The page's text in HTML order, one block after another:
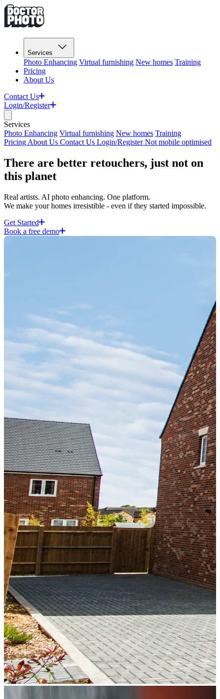
Services
Photo Enhancing Virtual furnishing New homes Training
Pricing
About Us
Contact Us
Login/Register
Services
Photo Enhancing Virtual furnishing New homes Training
Pricing About Us Contact Us Login/RegisterNot mobile optimised
There are better retouchers, ​​​​‌ ‍ ​‍​‍‌‍ ‌ ​‍‌‍‍‌‌‍‌ ‌‍‍‌‌‍ ‍​‍​‍​ ‍‍​‍​‍‌ ​ ‌‍​‌‌‍ ‍‌‍‍‌‌ ‌​‌ ‍‌​‍ ‍‌‍‍‌‌‍ ​‍​‍​‍ ​​‍​‍‌‍‍​‌ ​‍‌‍‌‌‌‍‌‍​‍​‍​ ‍‍​‍​‍​‍ ‌‍​‌‌‍‌​‌‍ ‌‌‍‍‌‌‍ ‍​‍ ‌‍‍‌‌‍ ‍‌ ‌​‌‍‌‌‌‍ ‍‌ ‌​​‍ ‌‍‌‌‌‍‌​‌‍‍‌‌ ‌​​‍ ‌‍ ‌‌‍ ‌‍‌​‌‍‌‌​ ‌‌ ​​‌ ​‍‌‍‌‌‌ ​ ‌‍‌‌‌‍ ‍‌ ‌​‌‍​‌‌ ‌​‌‍‍‌‌‍ ‌‍ ‍​ ‍ ‌‍‍‌‌‍‌​​ ‌‌‍‍​‌‍ ‌‍ ‌‌‍‌‌​ ‍ ‌ ‌​‌ ‍‌‌ ​​‌‍‌‌​ ‌‌‍‍​‌‍ ‌‍ ‌‌‍‌‌​ ‍ ‌ ​​‌‍​‌‌ ‌​‌‍‍​​ ‌‌‍​ ‌‍ ‌‍ ‍‌ ‌​‌‍‌‌‌‍ ‍‌ ‌​​‍‌‌​ ‌‌‌​​‍‌‌ ‌‍‍ ‌‍‌‌‌ ‍‌​‍‌‌​ ​ ‌​‌​​‍‌‌​ ​ ‌​‌​​‍‌‌​ ​‍​ ​‍​ ​‌​ ​ ‌‍​ ​ ​​‌‍​ ​ ​‌​ ​​​ ‌‍​ ‍‌‌‍‌‍​ ‌‌‌‍‌‍​‍‌‌​ ​‍​ ​‍​‍‌‌​ ‌‌‌​‌​​‍ ‍‌ ‌​‌‍‍‌‌ ‌​‌‍ ​‌‍‌‌​‍‌‌​ ‌‌‌​​‍‌‌ ‌‍‍ ‌‍‌‌‌ ‍‌​‍‌‌​ ​ ‌​‌​​‍‌‌​ ​ ‌​‌​​‍‌‌​ ​‍​ ​‍​ ​‍‌‍​ ​ ‍​‌‍​‍‌‍​‍‌‍‌‌‌‍‌‌‌‍‌‍​ ​ ​ ​ ​ ‌‍​ ​ ​‍‌‌​ ​‍​ ​‍​‍‌‌​ ‌‌‌​‌​​‍ ‍‌‍​ ‌‍‍​‌‍‍‌‌‍ ​‌‍‌​‌ ​‍‌‍‌‌‌‍ ‍​‍‌‌​ ‌‌‌​​‍‌‌ ‌‍‍ ‌‍‌‌‌ ‍‌​‍‌‌​ ​ ‌​‌​​‍‌‌​ ​ ‌​‌​​‍‌‌​ ​‍​ ​‍‌‍‌‌​ ‌​​ ‍​‌‍‌‍​ ‌‍​ ‌ ‌‍‌‌​ ​‌‌‍‌‍​ ‍​​ ‌‌​ ​‌​‍‌‌​ ​‍​ ​‍​‍‌‌​ ‌‌‌​‌​​‍ ‍‌ ‌​‌‍‌‌‌ ‍​‌ ‌​​ ‌‍​‍‌‍​‌‌ ​ ‌‍‌‌‌‌‌‌‌ ​‍‌‍ ​​ ‌​‍‌‌​ ​‍‌​‌‍‌‍​‌‌‍‌​‌‍ ‌‌‍‍‌‌‍ ‍​‍‌‍‌‍‍‌‌‍‌​​ ‌‌‍‍​‌‍ ‌‍ ‌‌‍‌‌​‍‌‍‌ ‌​‌ ‍‌‌ ​​‌‍‌‌​ ‌‌‍‍​‌‍ ‌‍ ‌‌‍‌‌​‍‌‍‌ ​​‌‍​‌‌ ‌​‌‍‍​​ ‌‌‍​ ‌‍ ‌‍ ‍‌ ‌​‌‍‌‌‌‍ ‍‌ ‌​​‍‌‌​ ‌‌‌​​‍‌‌ ‌‍‍ ‌‍‌‌‌ ‍‌​‍‌‌​ ​ ‌​‌​​‍‌‌​ ​ ‌​‌​​‍‌‌​ ​‍​ ​‍​ ​‌​ ​ ‌‍​ ​ ​​‌‍​ ​ ​‌​ ​​​ ‌‍​ ‍‌‌‍‌‍​ ‌‌‌‍‌‍​‍‌‌​ ​‍​ ​‍​‍‌‌​ ‌‌‌​‌​​‍ ‍‌ ‌​‌‍‍‌‌ ‌​‌‍ ​‌‍‌‌​‍‌‌​ ‌‌‌​​‍‌‌ ‌‍‍ ‌‍‌‌‌ ‍‌​‍‌‌​ ​ ‌​‌​​‍‌‌​ ​ ‌​‌​​‍‌‌​ ​‍​ ​‍​ ​‍‌‍​ ​ ‍​‌‍​‍‌‍​‍‌‍‌‌‌‍‌‌‌‍‌‍​ ​ ​ ​ ​ ‌‍​ ​ ​‍‌‌​ ​‍​ ​‍​‍‌‌​ ‌‌‌​‌​​‍ ‍‌‍​ ‌‍‍​‌‍‍‌‌‍ ​‌‍‌​‌ ​‍‌‍‌‌‌‍ ‍​‍‌‌​ ‌‌‌​​‍‌‌ ‌‍‍ ‌‍‌‌‌ ‍‌​‍‌‌​ ​ ‌​‌​​‍‌‌​ ​ ‌​‌​​‍‌‌​ ​‍​ ​‍‌‍‌‌​ ‌​​ ‍​‌‍‌‍​ ‌‍​ ‌ ‌‍‌‌​ ​‌‌‍‌‍​ ‍​​ ‌‌​ ​‌​‍‌‌​ ​‍​ ​‍​‍‌‌​ ‌‌‌​‌​​‍ ‍‌ ‌​‌‍‌‌‌ ‍​‌ ‌​​‍‌‍‌ ​​‌‍‌‌‌ ​‍‌ ​ ‌ ​​‌‍‌‌‌‍​ ‌ ‌​‌‍‍‌‌ ‌‍‌‍‌‌​ ‌‌ ​​‌ ‌‌‌‍​‍‌‍ ​‌‍‍‌‌ ​ ‌‍‍​‌‍‌‌‌‍‌​​‍​‍‌ ‌just not on
this planet​​​​‌ ‍ ​‍​‍‌‍ ‌ ​‍‌‍‍‌‌‍‌ ‌‍‍‌‌‍ ‍​‍​‍​ ‍‍​‍​‍‌ ​ ‌‍​‌‌‍ ‍‌‍‍‌‌ ‌​‌ ‍‌​‍ ‍‌‍‍‌‌‍ ​‍​‍​‍ ​​‍​‍‌‍‍​‌ ​‍‌‍‌‌‌‍‌‍​‍​‍​ ‍‍​‍​‍​‍ ‌‍​‌‌‍‌​‌‍ ‌‌‍‍‌‌‍ ‍​‍ ‌‍‍‌‌‍ ‍‌ ‌​‌‍‌‌‌‍ ‍‌ ‌​​‍ ‌‍‌‌‌‍‌​‌‍‍‌‌ ‌​​‍ ‌‍ ‌‌‍ ‌‍‌​‌‍‌‌​ ‌‌ ​​‌ ​‍‌‍‌‌‌ ​ ‌‍‌‌‌‍ ‍‌ ‌​‌‍​‌‌ ‌​‌‍‍‌‌‍ ‌‍ ‍​ ‍ ‌‍‍‌‌‍‌​​ ‌‌‍‍​‌‍ ‌‍ ‌‌‍‌‌​ ‍ ‌ ‌​‌ ‍‌‌ ​​‌‍‌‌​ ‌‌‍‍​‌‍ ‌‍ ‌‌‍‌‌​ ‍ ‌ ​​‌‍​‌‌ ‌​‌‍‍​​ ‌‌‍​ ‌‍ ‌‍ ‍‌ ‌​‌‍‌‌‌‍ ‍‌ ‌​​‍‌‌​ ‌‌‌​​‍‌‌ ‌‍‍ ‌‍‌‌‌ ‍‌​‍‌‌​ ​ ‌​‌​​‍‌‌​ ​ ‌​‌​​‍‌‌​ ​‍​ ​‍​ ​‌​ ​ ‌‍​ ​ ​​‌‍​ ​ ​‌​ ​​​ ‌‍​ ‍‌‌‍‌‍​ ‌‌‌‍‌‍​‍‌‌​ ​‍​ ​‍​‍‌‌​ ‌‌‌​‌​​‍ ‍‌ ‌​‌‍‍‌‌ ‌​‌‍ ​‌‍‌‌​‍‌‌​ ‌‌‌​​‍‌‌ ‌‍‍ ‌‍‌‌‌ ‍‌​‍‌‌​ ​ ‌​‌​​‍‌‌​ ​ ‌​‌​​‍‌‌​ ​‍​ ​‍​ ‌‍​ ​‍​ ​‍‌‍​‍​ ​‍‌‍‌​‌‍​‍​ ​​​ ‌​‌‍‌‌​ ‌​​ ‌​​‍‌‌​ ​‍​ ​‍​‍‌‌​ ‌‌‌​‌​​‍ ‍‌‍​ ‌‍‍​‌‍‍‌‌‍ ​‌‍‌​‌ ​‍‌‍‌‌‌‍ ‍​‍‌‌​ ‌‌‌​​‍‌‌ ‌‍‍ ‌‍‌‌‌ ‍‌​‍‌‌​ ​ ‌​‌​​‍‌‌​ ​ ‌​‌​​‍‌‌​ ​‍​ ​‍​ ‌ ‌‍‌‌​ ‌‌‌‍​‍​ ‌​‌‍​‌​ ‌‍‌‍​‍​ ​‍‌‍​‌‌‍‌‍​ ​‌​‍‌‌​ ​‍​ ​‍​‍‌‌​ ‌‌‌​‌​​‍ ‍‌ ‌​‌‍‌‌‌ ‍​‌ ‌​​ ‌‍​‍‌‍​‌‌ ​ ‌‍‌‌‌‌‌‌‌ ​‍‌‍ ​​ ‌​‍‌‌​ ​‍‌​‌‍‌‍​‌‌‍‌​‌‍ ‌‌‍‍‌‌‍ ‍​‍‌‍‌‍‍‌‌‍‌​​ ‌‌‍‍​‌‍ ‌‍ ‌‌‍‌‌​‍‌‍‌ ‌​‌ ‍‌‌ ​​‌‍‌‌​ ‌‌‍‍​‌‍ ‌‍ ‌‌‍‌‌​‍‌‍‌ ​​‌‍​‌‌ ‌​‌‍‍​​ ‌‌‍​ ‌‍ ‌‍ ‍‌ ‌​‌‍‌‌‌‍ ‍‌ ‌​​‍‌‌​ ‌‌‌​​‍‌‌ ‌‍‍ ‌‍‌‌‌ ‍‌​‍‌‌​ ​ ‌​‌​​‍‌‌​ ​ ‌​‌​​‍‌‌​ ​‍​ ​‍​ ​‌​ ​ ‌‍​ ​ ​​‌‍​ ​ ​‌​ ​​​ ‌‍​ ‍‌‌‍‌‍​ ‌‌‌‍‌‍​‍‌‌​ ​‍​ ​‍​‍‌‌​ ‌‌‌​‌​​‍ ‍‌ ‌​‌‍‍‌‌ ‌​‌‍ ​‌‍‌‌​‍‌‌​ ‌‌‌​​‍‌‌ ‌‍‍ ‌‍‌‌‌ ‍‌​‍‌‌​ ​ ‌​‌​​‍‌‌​ ​ ‌​‌​​‍‌‌​ ​‍​ ​‍​ ‌‍​ ​‍​ ​‍‌‍​‍​ ​‍‌‍‌​‌‍​‍​ ​​​ ‌​‌‍‌‌​ ‌​​ ‌​​‍‌‌​ ​‍​ ​‍​‍‌‌​ ‌‌‌​‌​​‍ ‍‌‍​ ‌‍‍​‌‍‍‌‌‍ ​‌‍‌​‌ ​‍‌‍‌‌‌‍ ‍​‍‌‌​ ‌‌‌​​‍‌‌ ‌‍‍ ‌‍‌‌‌ ‍‌​‍‌‌​ ​ ‌​‌​​‍‌‌​ ​ ‌​‌​​‍‌‌​ ​‍​ ​‍​ ‌ ‌‍‌‌​ ‌‌‌‍​‍​ ‌​‌‍​‌​ ‌‍‌‍​‍​ ​‍‌‍​‌‌‍‌‍​ ​‌​‍‌‌​ ​‍​ ​‍​‍‌‌​ ‌‌‌​‌​​‍ ‍‌ ‌​‌‍‌‌‌ ‍​‌ ‌​​‍‌‍‌ ​​‌‍‌‌‌ ​‍‌ ​ ‌ ​​‌‍‌‌‌‍​ ‌ ‌​‌‍‍‌‌ ‌‍‌‍‌‌​ ‌‌ ​​‌ ‌‌‌‍​‍‌‍ ​‌‍‍‌‌ ​ ‌‍‍​‌‍‌‌‌‍‌​​‍​‍‌ ‌
Real artists. AI photo enhancing. One platform. ​​​​‌ ‍ ​‍​‍‌‍ ‌ ​‍‌‍‍‌‌‍‌ ‌‍‍‌‌‍ ‍​‍​‍​ ‍‍​‍​‍‌ ​ ‌‍​‌‌‍ ‍‌‍‍‌‌ ‌​‌ ‍‌​‍ ‍‌‍‍‌‌‍ ​‍​‍​‍ ​​‍​‍‌‍‍​‌ ​‍‌‍‌‌‌‍‌‍​‍​‍​ ‍‍​‍​‍​‍ ‌‍​‌‌‍‌​‌‍ ‌‌‍‍‌‌‍ ‍​‍ ‌‍‍‌‌‍ ‍‌ ‌​‌‍‌‌‌‍ ‍‌ ‌​​‍ ‌‍‌‌‌‍‌​‌‍‍‌‌ ‌​​‍ ‌‍ ‌‌‍ ‌‍‌​‌‍‌‌​ ‌‌ ​​‌ ​‍‌‍‌‌‌ ​ ‌‍‌‌‌‍ ‍‌ ‌​‌‍​‌‌ ‌​‌‍‍‌‌‍ ‌‍ ‍​ ‍ ‌‍‍‌‌‍‌​​ ‌‌‍‍​‌‍ ‌‍ ‌‌‍‌‌​ ‍ ‌ ‌​‌ ‍‌‌ ​​‌‍‌‌​ ‌‌‍‍​‌‍ ‌‍ ‌‌‍‌‌​ ‍ ‌ ​​‌‍​‌‌ ‌​‌‍‍​​ ‌‌‍​ ‌‍ ‌‍ ‍‌ ‌​‌‍‌‌‌‍ ‍‌ ‌​​‍‌‌​ ‌‌‌​​‍‌‌ ‌‍‍ ‌‍‌‌‌ ‍‌​‍‌‌​ ​ ‌​‌​​‍‌‌​ ​ ‌​‌​​‍‌‌​ ​‍​ ​‍​ ​‌​ ​ ‌‍​ ​ ​​‌‍​ ​ ​‌​ ​​​ ‌‍​ ‍‌‌‍‌‍​ ‌‌‌‍‌‍​‍‌‌​ ​‍​ ​‍​‍‌‌​ ‌‌‌​‌​​‍ ‍‌ ​ ‌ ‌‌‌‍​‍‌ ‌​‌‍‍‌‌ ‌​‌‍ ​‌‍‌‌​‍‌‌​ ‌‌‌​​‍‌‌ ‌‍‍ ‌‍‌‌‌ ‍‌​‍‌‌​ ​ ‌​‌​​‍‌‌​ ​ ‌​‌​​‍‌‌​ ​‍​ ​‍​ ​​‌‍‌‍‌‍‌‍​ ‌‍​ ‍​​ ​‌‌‍‌‍​ ​‌​ ​‍​ ​​​ ‌‌​ ‍‌​‍‌‌​ ​‍​ ​‍​‍‌‌​ ‌‌‌​‌​​‍ ‍‌‍​ ‌‍‍​‌‍‍‌‌‍ ​‌‍‌​‌ ​‍‌‍‌‌‌‍ ‍​‍‌‌​ ‌‌‌​​‍‌‌ ‌‍‍ ‌‍‌‌‌ ‍‌​‍‌‌​ ​ ‌​‌​​‍‌‌​ ​ ‌​‌​​‍‌‌​ ​‍​ ​‍​ ​‍‌‍‌​‌‍‌‍‌‍‌​‌‍​‍‌‍​ ​ ‌ ‌‍​‌​ ‍​‌‍‌‌​ ​​‌‍‌‍​‍‌‌​ ​‍​ ​‍​‍‌‌​ ‌‌‌​‌​​‍ ‍‌ ‌​‌‍‌‌‌ ‍​‌ ‌​​ ‌‍​‍‌‍​‌‌ ​ ‌‍‌‌‌‌‌‌‌ ​‍‌‍ ​​ ‌​‍‌‌​ ​‍‌​‌‍‌‍​‌‌‍‌​‌‍ ‌‌‍‍‌‌‍ ‍​‍‌‍‌‍‍‌‌‍‌​​ ‌‌‍‍​‌‍ ‌‍ ‌‌‍‌‌​‍‌‍‌ ‌​‌ ‍‌‌ ​​‌‍‌‌​ ‌‌‍‍​‌‍ ‌‍ ‌‌‍‌‌​‍‌‍‌ ​​‌‍​‌‌ ‌​‌‍‍​​ ‌‌‍​ ‌‍ ‌‍ ‍‌ ‌​‌‍‌‌‌‍ ‍‌ ‌​​‍‌‌​ ‌‌‌​​‍‌‌ ‌‍‍ ‌‍‌‌‌ ‍‌​‍‌‌​ ​ ‌​‌​​‍‌‌​ ​ ‌​‌​​‍‌‌​ ​‍​ ​‍​ ​‌​ ​ ‌‍​ ​ ​​‌‍​ ​ ​‌​ ​​​ ‌‍​ ‍‌‌‍‌‍​ ‌‌‌‍‌‍​‍‌‌​ ​‍​ ​‍​‍‌‌​ ‌‌‌​‌​​‍ ‍‌ ​ ‌ ‌‌‌‍​‍‌ ‌​‌‍‍‌‌ ‌​‌‍ ​‌‍‌‌​‍‌‌​ ‌‌‌​​‍‌‌ ‌‍‍ ‌‍‌‌‌ ‍‌​‍‌‌​ ​ ‌​‌​​‍‌‌​ ​ ‌​‌​​‍‌‌​ ​‍​ ​‍​ ​​‌‍‌‍‌‍‌‍​ ‌‍​ ‍​​ ​‌‌‍‌‍​ ​‌​ ​‍​ ​​​ ‌‌​ ‍‌​‍‌‌​ ​‍​ ​‍​‍‌‌​ ‌‌‌​‌​​‍ ‍‌‍​ ‌‍‍​‌‍‍‌‌‍ ​‌‍‌​‌ ​‍‌‍‌‌‌‍ ‍​‍‌‌​ ‌‌‌​​‍‌‌ ‌‍‍ ‌‍‌‌‌ ‍‌​‍‌‌​ ​ ‌​‌​​‍‌‌​ ​ ‌​‌​​‍‌‌​ ​‍​ ​‍​ ​‍‌‍‌​‌‍‌‍‌‍‌​‌‍​‍‌‍​ ​ ‌ ‌‍​‌​ ‍​‌‍‌‌​ ​​‌‍‌‍​‍‌‌​ ​‍​ ​‍​‍‌‌​ ‌‌‌​‌​​‍ ‍‌ ‌​‌‍‌‌‌ ‍​‌ ‌​​‍‌‍‌ ​​‌‍‌‌‌ ​‍‌ ​ ‌ ​​‌‍‌‌‌‍​ ‌ ‌​‌‍‍‌‌ ‌‍‌‍‌‌​ ‌‌ ​​‌ ‌‌‌‍​‍‌‍ ​‌‍‍‌‌ ​ ‌‍‍​‌‍‌‌‌‍‌​​‍​‍‌ ‌
We make your homes irresistible - even if they started impossible.​​​​‌ ‍ ​‍​‍‌‍ ‌ ​‍‌‍‍‌‌‍‌ ‌‍‍‌‌‍ ‍​‍​‍​ ‍‍​‍​‍‌ ​ ‌‍​‌‌‍ ‍‌‍‍‌‌ ‌​‌ ‍‌​‍ ‍‌‍‍‌‌‍ ​‍​‍​‍ ​​‍​‍‌‍‍​‌ ​‍‌‍‌‌‌‍‌‍​‍​‍​ ‍‍​‍​‍​‍ ‌‍​‌‌‍‌​‌‍ ‌‌‍‍‌‌‍ ‍​‍ ‌‍‍‌‌‍ ‍‌ ‌​‌‍‌‌‌‍ ‍‌ ‌​​‍ ‌‍‌‌‌‍‌​‌‍‍‌‌ ‌​​‍ ‌‍ ‌‌‍ ‌‍‌​‌‍‌‌​ ‌‌ ​​‌ ​‍‌‍‌‌‌ ​ ‌‍‌‌‌‍ ‍‌ ‌​‌‍​‌‌ ‌​‌‍‍‌‌‍ ‌‍ ‍​ ‍ ‌‍‍‌‌‍‌​​ ‌‌‍‍​‌‍ ‌‍ ‌‌‍‌‌​ ‍ ‌ ‌​‌ ‍‌‌ ​​‌‍‌‌​ ‌‌‍‍​‌‍ ‌‍ ‌‌‍‌‌​ ‍ ‌ ​​‌‍​‌‌ ‌​‌‍‍​​ ‌‌‍​ ‌‍ ‌‍ ‍‌ ‌​‌‍‌‌‌‍ ‍‌ ‌​​‍‌‌​ ‌‌‌​​‍‌‌ ‌‍‍ ‌‍‌‌‌ ‍‌​‍‌‌​ ​ ‌​‌​​‍‌‌​ ​ ‌​‌​​‍‌‌​ ​‍​ ​‍​ ​‌​ ​ ‌‍​ ​ ​​‌‍​ ​ ​‌​ ​​​ ‌‍​ ‍‌‌‍‌‍​ ‌‌‌‍‌‍​‍‌‌​ ​‍​ ​‍​‍‌‌​ ‌‌‌​‌​​‍ ‍‌ ​ ‌ ‌‌‌‍​‍‌ ‌​‌‍‍‌‌ ‌​‌‍ ​‌‍‌‌​‍‌‌​ ‌‌‌​​‍‌‌ ‌‍‍ ‌‍‌‌‌ ‍‌​‍‌‌​ ​ ‌​‌​​‍‌‌​ ​ ‌​‌​​‍‌‌​ ​‍​ ​‍​ ‌ ‌‍‌‍​ ​‍​ ‍​​ ‌‍‌‍​‌​ ‍​​ ​‍​ ‍‌​ ​‌​ ​​​ ‌‍​‍‌‌​ ​‍​ ​‍​‍‌‌​ ‌‌‌​‌​​‍ ‍‌‍​ ‌‍‍​‌‍‍‌‌‍ ​‌‍‌​‌ ​‍‌‍‌‌‌‍ ‍​‍‌‌​ ‌‌‌​​‍‌‌ ‌‍‍ ‌‍‌‌‌ ‍‌​‍‌‌​ ​ ‌​‌​​‍‌‌​ ​ ‌​‌​​‍‌‌​ ​‍​ ​‍‌‍‌​​ ​‌‌‍‌‍​ ​​​ ​​‌‍‌​‌‍​‌​ ‌‌‌‍‌​​ ​‍​ ‌​​ ‍‌​‍‌‌​ ​‍​ ​‍​‍‌‌​ ‌‌‌​‌​​‍ ‍‌ ‌​‌‍‌‌‌ ‍​‌ ‌​​ ‌‍​‍‌‍​‌‌ ​ ‌‍‌‌‌‌‌‌‌ ​‍‌‍ ​​ ‌​‍‌‌​ ​‍‌​‌‍‌‍​‌‌‍‌​‌‍ ‌‌‍‍‌‌‍ ‍​‍‌‍‌‍‍‌‌‍‌​​ ‌‌‍‍​‌‍ ‌‍ ‌‌‍‌‌​‍‌‍‌ ‌​‌ ‍‌‌ ​​‌‍‌‌​ ‌‌‍‍​‌‍ ‌‍ ‌‌‍‌‌​‍‌‍‌ ​​‌‍​‌‌ ‌​‌‍‍​​ ‌‌‍​ ‌‍ ‌‍ ‍‌ ‌​‌‍‌‌‌‍ ‍‌ ‌​​‍‌‌​ ‌‌‌​​‍‌‌ ‌‍‍ ‌‍‌‌‌ ‍‌​‍‌‌​ ​ ‌​‌​​‍‌‌​ ​ ‌​‌​​‍‌‌​ ​‍​ ​‍​ ​‌​ ​ ‌‍​ ​ ​​‌‍​ ​ ​‌​ ​​​ ‌‍​ ‍‌‌‍‌‍​ ‌‌‌‍‌‍​‍‌‌​ ​‍​ ​‍​‍‌‌​ ‌‌‌​‌​​‍ ‍‌ ​ ‌ ‌‌‌‍​‍‌ ‌​‌‍‍‌‌ ‌​‌‍ ​‌‍‌‌​‍‌‌​ ‌‌‌​​‍‌‌ ‌‍‍ ‌‍‌‌‌ ‍‌​‍‌‌​ ​ ‌​‌​​‍‌‌​ ​ ‌​‌​​‍‌‌​ ​‍​ ​‍​ ‌ ‌‍‌‍​ ​‍​ ‍​​ ‌‍‌‍​‌​ ‍​​ ​‍​ ‍‌​ ​‌​ ​​​ ‌‍​‍‌‌​ ​‍​ ​‍​‍‌‌​ ‌‌‌​‌​​‍ ‍‌‍​ ‌‍‍​‌‍‍‌‌‍ ​‌‍‌​‌ ​‍‌‍‌‌‌‍ ‍​‍‌‌​ ‌‌‌​​‍‌‌ ‌‍‍ ‌‍‌‌‌ ‍‌​‍‌‌​ ​ ‌​‌​​‍‌‌​ ​ ‌​‌​​‍‌‌​ ​‍​ ​‍‌‍‌​​ ​‌‌‍‌‍​ ​​​ ​​‌‍‌​‌‍​‌​ ‌‌‌‍‌​​ ​‍​ ‌​​ ‍‌​‍‌‌​ ​‍​ ​‍​‍‌‌​ ‌‌‌​‌​​‍ ‍‌ ‌​‌‍‌‌‌ ‍​‌ ‌​​‍‌‍‌ ​​‌‍‌‌‌ ​‍‌ ​ ‌ ​​‌‍‌‌‌‍​ ‌ ‌​‌‍‍‌‌ ‌‍‌‍‌‌​ ‌‌ ​​‌ ‌‌‌‍​‍‌‍ ​‌‍‍‌‌ ​ ‌‍‍​‌‍‌‌‌‍‌​​‍​‍‌ ‌
Get Started​​​​‌ ‍ ​‍​‍‌‍ ‌ ​‍‌‍‍‌‌‍‌ ‌‍‍‌‌‍ ‍​‍​‍​ ‍‍​‍​‍‌ ​ ‌‍​‌‌‍ ‍‌‍‍‌‌ ‌​‌ ‍‌​‍ ‍‌‍‍‌‌‍ ​‍​‍​‍ ​​‍​‍‌‍‍​‌ ​‍‌‍‌‌‌‍‌‍​‍​‍​ ‍‍​‍​‍​‍ ‌‍​‌‌‍‌​‌‍ ‌‌‍‍‌‌‍ ‍​‍ ‌‍‍‌‌‍ ‍‌ ‌​‌‍‌‌‌‍ ‍‌ ‌​​‍ ‌‍‌‌‌‍‌​‌‍‍‌‌ ‌​​‍ ‌‍ ‌‌‍ ‌‍‌​‌‍‌‌​ ‌‌ ​​‌ ​‍‌‍‌‌‌ ​ ‌‍‌‌‌‍ ‍‌ ‌​‌‍​‌‌ ‌​‌‍‍‌‌‍ ‌‍ ‍​ ‍ ‌‍‍‌‌‍‌​​ ‌‌‍‍​‌‍ ‌‍ ‌‌‍‌‌​ ‍ ‌ ‌​‌ ‍‌‌ ​​‌‍‌‌​ ‌‌‍‍​‌‍ ‌‍ ‌‌‍‌‌​ ‍ ‌ ​​‌‍​‌‌ ‌​‌‍‍​​ ‌‌‍​ ‌‍ ‌‍ ‍‌ ‌​‌‍‌‌‌‍ ‍‌ ‌​​‍‌‌​ ‌‌‌​​‍‌‌ ‌‍‍ ‌‍‌‌‌ ‍‌​‍‌‌​ ​ ‌​‌​​‍‌‌​ ​ ‌​‌​​‍‌‌​ ​‍​ ​‍​ ​‌​ ​ ‌‍​ ​ ​​‌‍​ ​ ​‌​ ​​​ ‌‍​ ‍‌‌‍‌‍​ ‌‌‌‍‌‍​‍‌‌​ ​‍​ ​‍​‍‌‌​ ‌‌‌​‌​​‍ ‍‌‍ ​‌‍‍‌‌‍ ‍‌‍‍ ‌ ​ ​‍‌‌​ ‌‌‌​​‍‌‌ ‌‍‍ ‌‍‌‌‌ ‍‌​‍‌‌​ ​ ‌​‌​​‍‌‌​ ​ ‌​‌​​‍‌‌​ ​‍​ ​‍‌‍​‌​ ‌‍​ ‌‌​ ‍‌‌‍‌‍​ ​ ‌‍‌‌‌‍‌‌‌‍‌‍‌‍​‌‌‍​ ​ ‌​​‍‌‌​ ​‍​ ​‍​‍‌‌​ ‌‌‌​‌​​‍ ‍‌‍ ​‌‍‍‌‌‍ ‍‌‍‍ ‌‌‌​‌‍‌‌‌ ‍​‌ ‌​​ ‌‍​‍‌‍​‌‌ ​ ‌‍‌‌‌‌‌‌‌ ​‍‌‍ ​​ ‌​‍‌‌​ ​‍‌​‌‍‌‍​‌‌‍‌​‌‍ ‌‌‍‍‌‌‍ ‍​‍‌‍‌‍‍‌‌‍‌​​ ‌‌‍‍​‌‍ ‌‍ ‌‌‍‌‌​‍‌‍‌ ‌​‌ ‍‌‌ ​​‌‍‌‌​ ‌‌‍‍​‌‍ ‌‍ ‌‌‍‌‌​‍‌‍‌ ​​‌‍​‌‌ ‌​‌‍‍​​ ‌‌‍​ ‌‍ ‌‍ ‍‌ ‌​‌‍‌‌‌‍ ‍‌ ‌​​‍‌‌​ ‌‌‌​​‍‌‌ ‌‍‍ ‌‍‌‌‌ ‍‌​‍‌‌​ ​ ‌​‌​​‍‌‌​ ​ ‌​‌​​‍‌‌​ ​‍​ ​‍​ ​‌​ ​ ‌‍​ ​ ​​‌‍​ ​ ​‌​ ​​​ ‌‍​ ‍‌‌‍‌‍​ ‌‌‌‍‌‍​‍‌‌​ ​‍​ ​‍​‍‌‌​ ‌‌‌​‌​​‍ ‍‌‍ ​‌‍‍‌‌‍ ‍‌‍‍ ‌ ​ ​‍‌‌​ ‌‌‌​​‍‌‌ ‌‍‍ ‌‍‌‌‌ ‍‌​‍‌‌​ ​ ‌​‌​​‍‌‌​ ​ ‌​‌​​‍‌‌​ ​‍​ ​‍‌‍​‌​ ‌‍​ ‌‌​ ‍‌‌‍‌‍​ ​ ‌‍‌‌‌‍‌‌‌‍‌‍‌‍​‌‌‍​ ​ ‌​​‍‌‌​ ​‍​ ​‍​‍‌‌​ ‌‌‌​‌​​‍ ‍‌‍ ​‌‍‍‌‌‍ ‍‌‍‍ ‌‌‌​‌‍‌‌‌ ‍​‌ ‌​​‍‌‍‌ ​​‌‍‌‌‌ ​‍‌ ​ ‌ ​​‌‍‌‌‌‍​ ‌ ‌​‌‍‍‌‌ ‌‍‌‍‌‌​ ‌‌ ​​‌ ‌‌‌‍​‍‌‍ ​‌‍‍‌‌ ​ ‌‍‍​‌‍‌‌‌‍‌​​‍​‍‌ ‌
Book a free demo​​​​‌ ‍ ​‍​‍‌‍ ‌ ​‍‌‍‍‌‌‍‌ ‌‍‍‌‌‍ ‍​‍​‍​ ‍‍​‍​‍‌ ​ ‌‍​‌‌‍ ‍‌‍‍‌‌ ‌​‌ ‍‌​‍ ‍‌‍‍‌‌‍ ​‍​‍​‍ ​​‍​‍‌‍‍​‌ ​‍‌‍‌‌‌‍‌‍​‍​‍​ ‍‍​‍​‍​‍ ‌‍​‌‌‍‌​‌‍ ‌‌‍‍‌‌‍ ‍​‍ ‌‍‍‌‌‍ ‍‌ ‌​‌‍‌‌‌‍ ‍‌ ‌​​‍ ‌‍‌‌‌‍‌​‌‍‍‌‌ ‌​​‍ ‌‍ ‌‌‍ ‌‍‌​‌‍‌‌​ ‌‌ ​​‌ ​‍‌‍‌‌‌ ​ ‌‍‌‌‌‍ ‍‌ ‌​‌‍​‌‌ ‌​‌‍‍‌‌‍ ‌‍ ‍​ ‍ ‌‍‍‌‌‍‌​​ ‌‌‍‍​‌‍ ‌‍ ‌‌‍‌‌​ ‍ ‌ ‌​‌ ‍‌‌ ​​‌‍‌‌​ ‌‌‍‍​‌‍ ‌‍ ‌‌‍‌‌​ ‍ ‌ ​​‌‍​‌‌ ‌​‌‍‍​​ ‌‌‍​ ‌‍ ‌‍ ‍‌ ‌​‌‍‌‌‌‍ ‍‌ ‌​​‍‌‌​ ‌‌‌​​‍‌‌ ‌‍‍ ‌‍‌‌‌ ‍‌​‍‌‌​ ​ ‌​‌​​‍‌‌​ ​ ‌​‌​​‍‌‌​ ​‍​ ​‍​ ​‌​ ​ ‌‍​ ​ ​​‌‍​ ​ ​‌​ ​​​ ‌‍​ ‍‌‌‍‌‍​ ‌‌‌‍‌‍​‍‌‌​ ​‍​ ​‍​‍‌‌​ ‌‌‌​‌​​‍ ‍‌‍ ​‌‍‍‌‌‍ ‍‌‍‍ ‌ ​ ​‍‌‌​ ‌‌‌​​‍‌‌ ‌‍‍ ‌‍‌‌‌ ‍‌​‍‌‌​ ​ ‌​‌​​‍‌‌​ ​ ‌​‌​​‍‌‌​ ​‍​ ​‍‌‍​‌‌‍‌​​ ​​​ ‌‍‌‍​‌‌‍‌​​ ​ ​ ‌ ​ ‌‌‌‍‌‌​ ‍‌‌‍‌‍​ ​​​ ​‍‌‍​‌​ ‍​‌‍​‌‌‍​‍​ ‍‌‌‍‌‌‌‍‌‍​ ‌ ​ ‌ ‌‍​‍‌‍​‌​ ‍‌‌‍​‍‌‍​‍​ ‌​‌‍‌‍​ ​‍​ ‌ ​‍‌‌​ ​‍​ ​‍​‍‌‌​ ‌‌‌​‌​​‍ ‍‌‍ ​‌‍‍‌‌‍ ‍‌‍‍ ‌‌‌​‌‍‌‌‌ ‍​‌ ‌​​ ‌‍​‍‌‍​‌‌ ​ ‌‍‌‌‌‌‌‌‌ ​‍‌‍ ​​ ‌​‍‌‌​ ​‍‌​‌‍‌‍​‌‌‍‌​‌‍ ‌‌‍‍‌‌‍ ‍​‍‌‍‌‍‍‌‌‍‌​​ ‌‌‍‍​‌‍ ‌‍ ‌‌‍‌‌​‍‌‍‌ ‌​‌ ‍‌‌ ​​‌‍‌‌​ ‌‌‍‍​‌‍ ‌‍ ‌‌‍‌‌​‍‌‍‌ ​​‌‍​‌‌ ‌​‌‍‍​​ ‌‌‍​ ‌‍ ‌‍ ‍‌ ‌​‌‍‌‌‌‍ ‍‌ ‌​​‍‌‌​ ‌‌‌​​‍‌‌ ‌‍‍ ‌‍‌‌‌ ‍‌​‍‌‌​ ​ ‌​‌​​‍‌‌​ ​ ‌​‌​​‍‌‌​ ​‍​ ​‍​ ​‌​ ​ ‌‍​ ​ ​​‌‍​ ​ ​‌​ ​​​ ‌‍​ ‍‌‌‍‌‍​ ‌‌‌‍‌‍​‍‌‌​ ​‍​ ​‍​‍‌‌​ ‌‌‌​‌​​‍ ‍‌‍ ​‌‍‍‌‌‍ ‍‌‍‍ ‌ ​ ​‍‌‌​ ‌‌‌​​‍‌‌ ‌‍‍ ‌‍‌‌‌ ‍‌​‍‌‌​ ​ ‌​‌​​‍‌‌​ ​ ‌​‌​​‍‌‌​ ​‍​ ​‍‌‍​‌‌‍‌​​ ​​​ ‌‍‌‍​‌‌‍‌​​ ​ ​ ‌ ​ ‌‌‌‍‌‌​ ‍‌‌‍‌‍​ ​​​ ​‍‌‍​‌​ ‍​‌‍​‌‌‍​‍​ ‍‌‌‍‌‌‌‍‌‍​ ‌ ​ ‌ ‌‍​‍‌‍​‌​ ‍‌‌‍​‍‌‍​‍​ ‌​‌‍‌‍​ ​‍​ ‌ ​‍‌‌​ ​‍​ ​‍​‍‌‌​ ‌‌‌​‌​​‍ ‍‌‍ ​‌‍‍‌‌‍ ‍‌‍‍ ‌‌‌​‌‍‌‌‌ ‍​‌ ‌​​‍‌‍‌ ​​‌‍‌‌‌ ​‍‌ ​ ‌ ​​‌‍‌‌‌‍​ ‌ ‌​‌‍‍‌‌ ‌‍‌‍‌‌​ ‌‌ ​​‌ ‌‌‌‍​‍‌‍ ​‌‍‍‌‌ ​ ‌‍‍​‌‍‌‌‌‍‌​​‍​‍‌ ‌